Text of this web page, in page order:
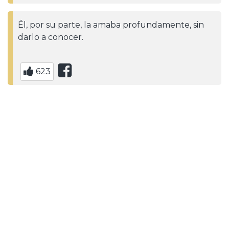
Él, por su parte, la amaba profundamente, sin
darlo a conocer.
623